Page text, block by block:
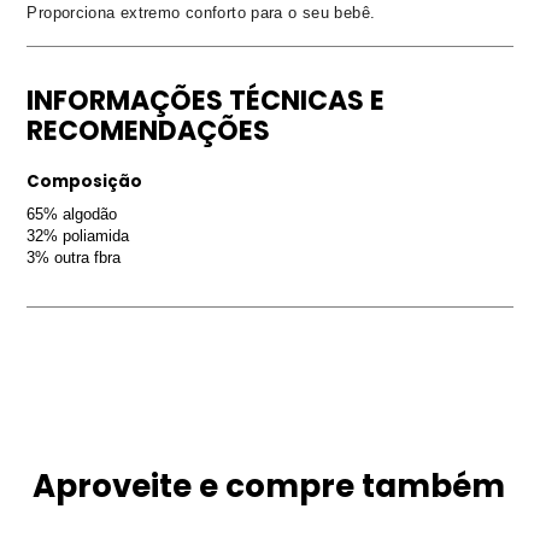
Proporciona extremo conforto para o seu bebê.
INFORMAÇÕES TÉCNICAS E
RECOMENDAÇÕES
Composição
65% algodão
32% poliamida
3% outra fbra
Aproveite e compre também